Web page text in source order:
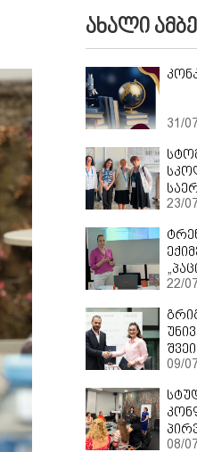
ახალი
31/
23/
22/
09/
08/